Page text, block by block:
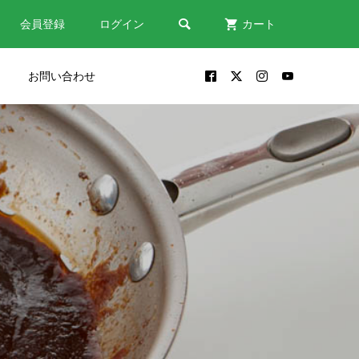
会員登録 ログイン  カート
お問い合わせ
包丁が出来るまで｜鎌倉時代
から受け継がれる関の包丁づ
くり
2024.10.30
包丁は「鋼？ステンレス？」
素材から包丁を選ぶポイント
2022.08.18